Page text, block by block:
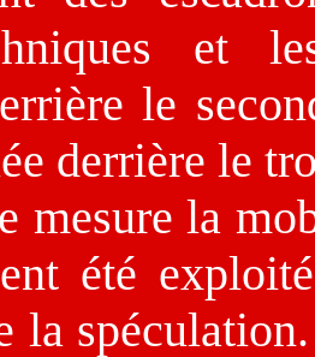
et
le
derrière le
mesure la
été
la